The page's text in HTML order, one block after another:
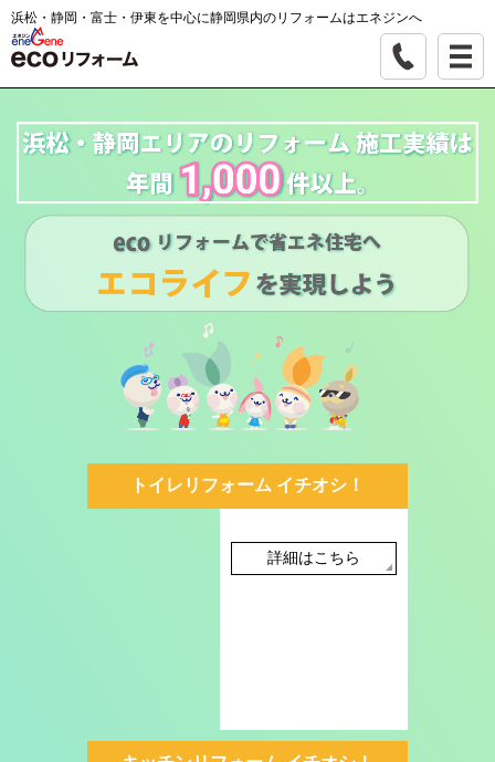
浜松・静岡・富士・伊東を中心に静岡県内のリフォームはエネジンへ
トイレリフォーム イチオシ！
詳細はこちら